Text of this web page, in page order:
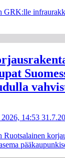
GRK:lle
14:53
Ruotsalainen